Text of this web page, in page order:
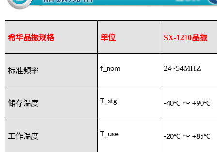
希华晶振规格 单位 SX-1210晶振
标准频率 f_nom 24~54MHZ
储存温度 T_stg -40°C ～ +90°C
工作温度 T_use -20°C ～ +85°C